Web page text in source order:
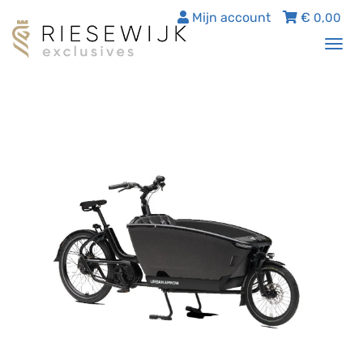
€ 0,00
Mijn account